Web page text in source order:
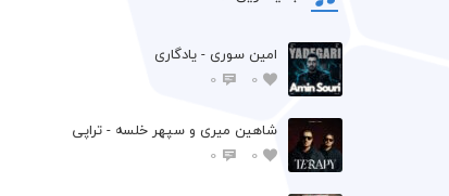
امین سوری - یادگاری
0
0
شاهین میری و سپهر خلسه - تراپی
0
0